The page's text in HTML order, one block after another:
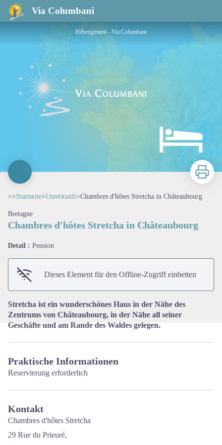
Via Columbani
Chambres d'hôtes Stretcha in Châteaubourg
Hébergement - Via Columbani
Zu
>>Startseite>Unterkunft>Chambres d'hôtes Stretcha in Châteaubourg
Bretagne
Chambres d'hôtes Stretcha in Châteaubourg
Detail : Pension
Dieses Element für den Offline-Zugriff einbetten
Stretcha ist ein wunderschönes Haus in der Nähe des
Zentrums von Châteaubourg, in der Nähe all seiner
Geschäfte und am Rande des Waldes gelegen.
Praktische Informationen
Reservierung erforderlich
Kontakt
Chambres d'hôtes Stretcha
29 Rue du Prieuré,